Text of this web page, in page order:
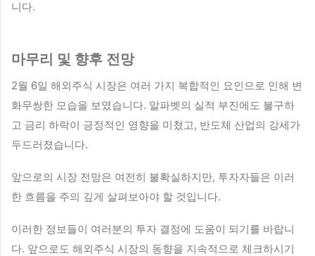
니다.
마무리 및 향후 전망
2월 6일 해외주식 시장은 여러 가지 복합적인 요인으로 인해 변
화무쌍한 모습을 보였습니다. 알파벳의 실적 부진에도 불구하
고 금리 하락이 긍정적인 영향을 미쳤고, 반도체 산업의 강세가
두드러졌습니다.
앞으로의 시장 전망은 여전히 불확실하지만, 투자자들은 이러
한 흐름을 주의 깊게 살펴보아야 할 것입니다.
이러한 정보들이 여러분의 투자 결정에 도움이 되기를 바랍니
다. 앞으로도 해외주식 시장의 동향을 지속적으로 체크하시기